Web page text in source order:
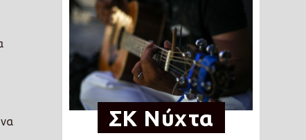
ΣΚ Νύχτα